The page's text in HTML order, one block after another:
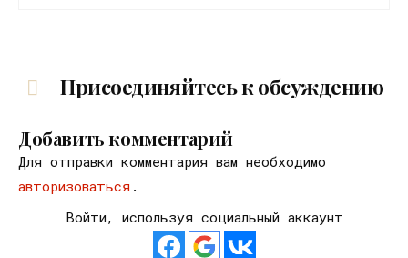
Присоединяйтесь к обсуждению
Добавить комментарий
Для отправки комментария вам необходимо
авторизоваться .
Войти, используя социальный аккаунт